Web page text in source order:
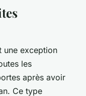
une exception
les
après avoir
Ce type